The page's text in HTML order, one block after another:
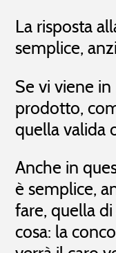
La risposta
semplice,
Se vi viene
prodotto,
quella valida
Anche in
è semplice,
fare, quella
cosa: la